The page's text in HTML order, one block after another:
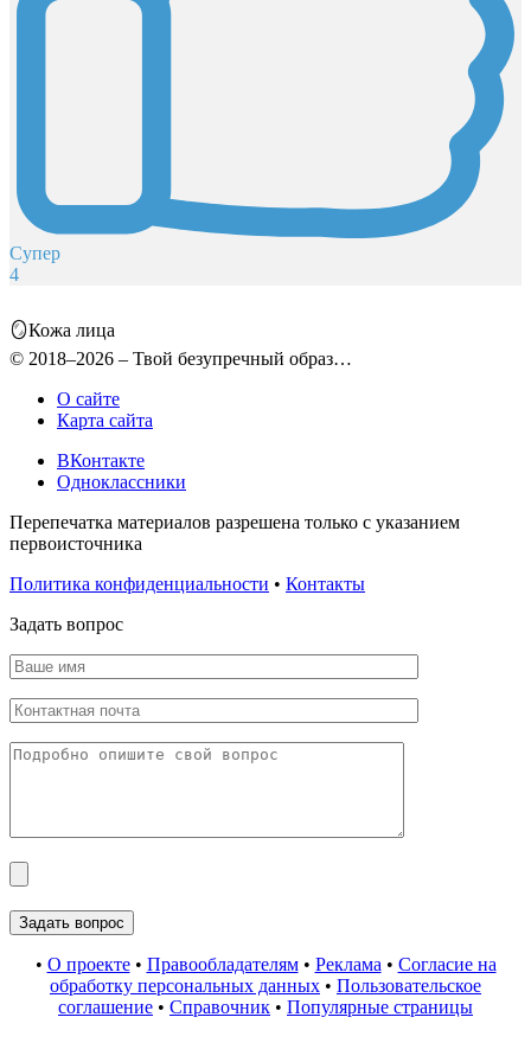
Супер
4
🪞Кожа лица
© 2018–2026 – Твой безупречный образ…
О сайте
Карта сайта
ВКонтакте
Одноклассники
Перепечатка материалов разрешена только с указанием
первоисточника
Политика конфиденциальности • Контакты
Задать вопрос
• О проекте• Правообладателям• Реклама • Согласие на
обработку персональных данных • Пользовательское
соглашение • Справочник • Популярные страницы